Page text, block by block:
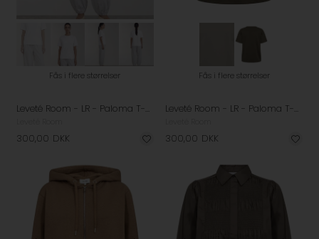
Fås i flere størrelser
Leveté Room - LR - Paloma T-shirt - White
300,00 DKK
Fås i flere størrelser
Leveté Room - LR - Paloma T-shirt - Tarmac
300,00 DKK